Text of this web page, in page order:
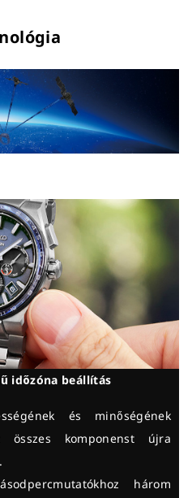
időzóna beállítás
és minőségének
összes komponenst újra
három